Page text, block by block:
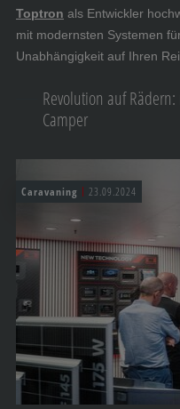
Toptron als Entwickler
mit modernsten Systemen
Unabhängigkeit auf Ihren
Revolution auf
Camper
Caravaning 23.09.2024